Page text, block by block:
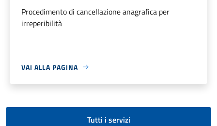
Procedimento di cancellazione anagrafica per
irreperibilità
VAI ALLA PAGINA
Tutti i servizi